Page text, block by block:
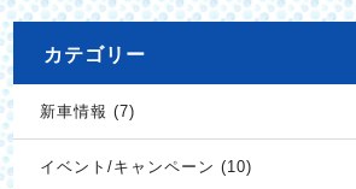
カテゴリー
新車情報 (7)
イベント/キャンペーン (10)